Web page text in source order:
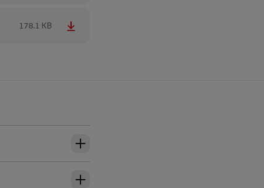
178.1 KB